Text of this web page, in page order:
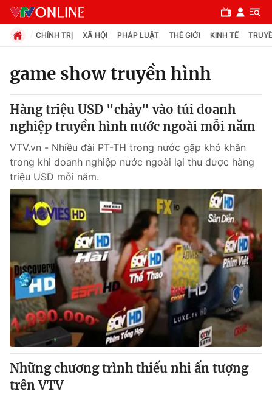
Chuyên mục
Chính trị
Xã hội
Pháp luật
Y tế
Thế giới
Tin tức
Thế giới đó đây
Câu chuyện quốc tế
Kinh tế
Tài chính
Thị trường
Góc doanh nghiệp
Dữ liệu và đời sống
Truyền hình
CHÍNH TRỊ XÃ HỘI PHÁP LUẬT THẾ GIỚI KINH TẾ
game show truyền hình
Hàng triệu USD "chảy" vào túi doanh
nghiệp truyền hình nước ngoài mỗi năm
VTV.vn - Nhiều đài PT-TH trong nước gặp khó khăn
trong khi doanh nghiệp nước ngoài lại thu được hàng
triệu USD mỗi năm.
Những chương trình thiếu nhi ấn tượng
trên VTV